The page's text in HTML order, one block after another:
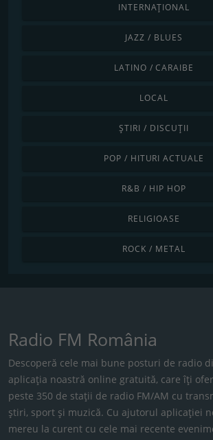
INTERNAȚIONAL
JAZZ / BLUES
LATINO / CARAIBE
LOCAL
ȘTIRI / DISCUȚII
POP / HITURI ACTUALE
R&B / HIP HOP
RELIGIOASE
ROCK / METAL
Radio FM România
Descoperă cele mai bune posturi de radio
aplicația noastră online gratuită, care îți
peste 350 de stații de radio FM/AM cu
știri, sport și muzică. Cu ajutorul aplicației
mereu la curent cu cele mai recente